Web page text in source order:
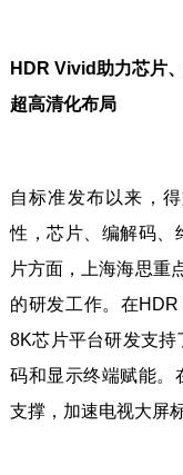
HDR Vivid助力芯片
超高清化布局
自标准发布以来，
性，芯片、编解码、
片方面，上海海思重
的研发工作。在
8K芯片平台研发支
码和显示终端赋能。
支撑，加速电视大屏